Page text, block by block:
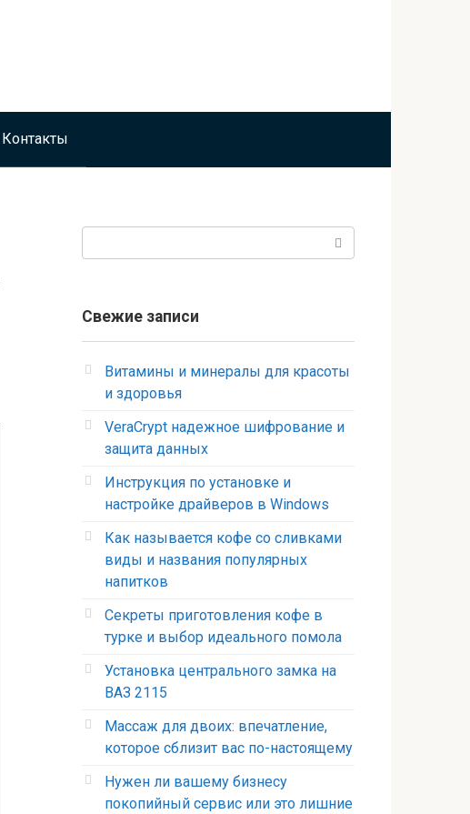
Контакты
Свежие записи
Витамины и минералы для красоты
и здоровья
VeraCrypt надежное шифрование и
защита данных
Инструкция по установке и
настройке драйверов в Windows
Как называется кофе со сливками
виды и названия популярных
напитков
Секреты приготовления кофе в
турке и выбор идеального помола
Установка центрального замка на
ВАЗ 2115
Массаж для двоих: впечатление,
которое сблизит вас по-настоящему
Нужен ли вашему бизнесу
покопийный сервис или это лишние